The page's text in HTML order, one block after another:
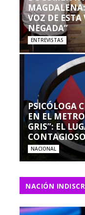
VOZ DE
NEGADA”
ENTREVISTAS
PSICÓLOGA
EN EL
GRIS”: EL
NACIONAL
NACIÓN